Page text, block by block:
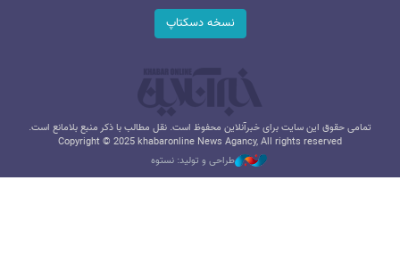
نسخه دسکتاپ
تمامی حقوق این سایت برای خبرآنلاین محفوظ است. نقل مطالب با ذکر منبع بلامانع است.
Copyright © 2025 khabaronline News Agancy, All rights reserved
طراحی و تولید: نستوه